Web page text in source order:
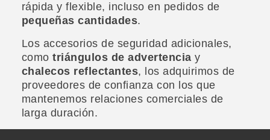
rápida y flexible, incluso en pedidos de
pequeñas cantidades.
Los accesorios de seguridad adicionales,
comotriángulos de advertencia y
chalecos reflectantes, los adquirimos de
proveedores de confianza con los que
mantenemos relaciones comerciales de
larga duración.